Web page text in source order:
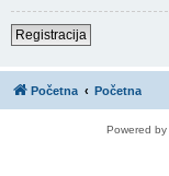
Registracija
Početna Početna
Powered by